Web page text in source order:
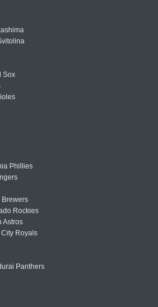
Sox
Phillies
Brewers
Rockies
Astros
Royals
Panthers